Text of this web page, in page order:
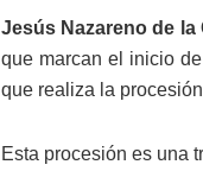
Jesús Nazareno de
que marcan el inicio
que realiza la
Esta procesión es una